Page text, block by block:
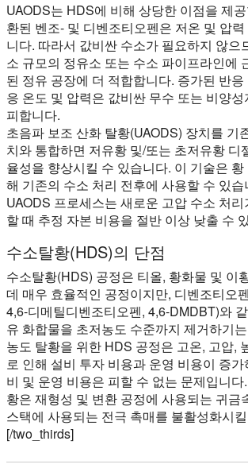
UAODS는 HDS에 비해 상당한 이점을 제
환된 벤조- 및 디벤조티오펜은 저온 및 압
니다. 따라서 값비싼 수소가 필요하지 않으
소 규모의 정유소 또는 수소 파이프라인에
된 정유 공장에 더 적합합니다. 증가된 반
응 온도 및 압력은 값비싼 무수 또는 비양
피합니다.
초음파 보조 산화 탈황(UAODS) 장치를 기
치와 통합하면 저유황 및/또는 초저유황 디
율성을 향상시킬 수 있습니다. 이 기술은
해 기존의 수소 처리 전후에 사용할 수 있습
UAODS 프로세스는 새로운 고압 수소 처
할 때 추정 자본 비용을 절반 이상 낮출 수
수소탈황(HDS)의 단점
수소탈황(HDS) 공정은 티올, 황화물 및 이
데 매우 효율적인 공정이지만, 디벤조티오
4,6-디메틸디벤조티오펜, 4,6-DMDBT)와
유 화합물을 초저농도 수준까지 제거하기
농도 탈황을 위한 HDS 공정은 고온, 고압,
로 인해 설비 투자 비용과 운영 비용이 증
비 및 운영 비용은 피할 수 없는 문제입니
황은 재형성 및 변환 공정에 사용되는 귀금
스택에 사용되는 전극 촉매를 불활성화시
[/two_thirds]